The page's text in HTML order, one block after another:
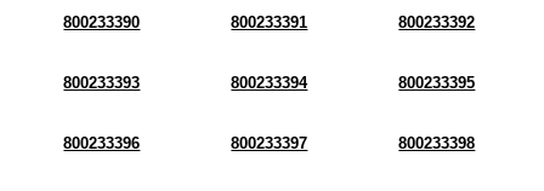
800233390 800233391 800233392
800233393 800233394 800233395
800233396 800233397 800233398